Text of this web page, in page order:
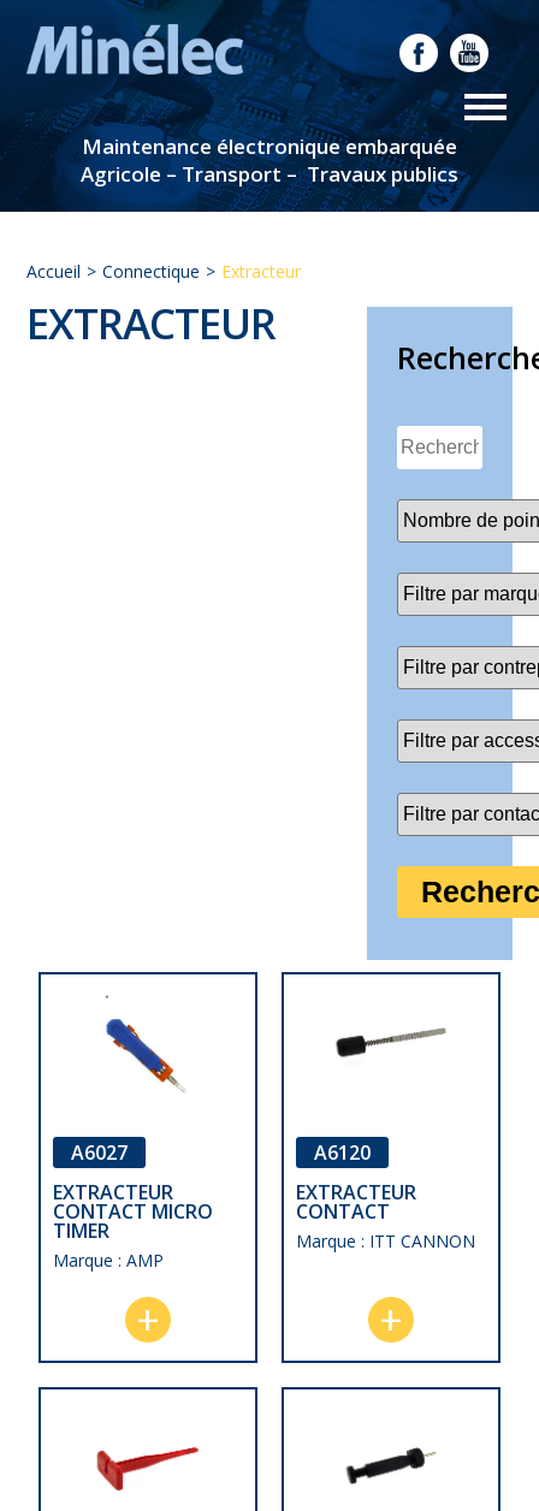
Maintenance électronique embarquée
Agricole – Transport – Travaux publics
Accueil Connectique Extracteur
EXTRACTEUR
A6027
EXTRACTEUR
CONTACT MICRO
TIMER
Marque : AMP
A6120
EXTRACTEUR
CONTACT
Marque : ITT CANNON